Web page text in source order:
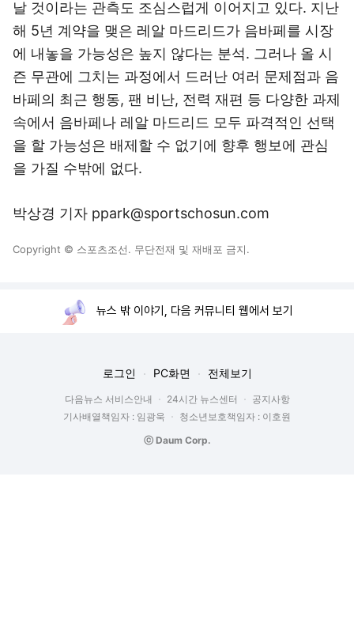
날 것이라는 관측도 조심스럽게 이어지고 있다. 지난
해 5년 계약을 맺은 레알 마드리드가 음바페를 시장
에 내놓을 가능성은 높지 않다는 분석. 그러나 올 시
즌 무관에 그치는 과정에서 드러난 여러 문제점과 음
바페의 최근 행동, 팬 비난, 전력 재편 등 다양한 과제
속에서 음바페나 레알 마드리드 모두 파격적인 선택
을 할 가능성은 배제할 수 없기에 향후 행보에 관심
을 가질 수밖에 없다.
박상경 기자 ppark@sportschosun.com
Copyright © 스포츠조선. 무단전재 및 재배포 금지.
뉴스 밖 이야기, 다음 커뮤니티 웹에서 보기
로그인 PC화면 전체보기
다음뉴스 서비스안내 24시간 뉴스센터
공지사항
기사배열책임자 : 임광욱
청소년보호책임자 : 이호원
ⓒ Daum Corp.